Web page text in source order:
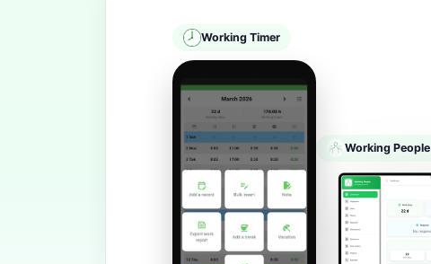
Working Timer
Working People